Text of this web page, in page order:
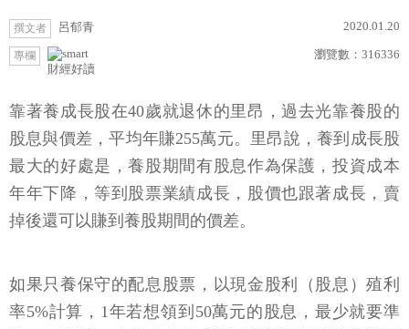
撰文者 呂郁青 2020.01.20
專欄
財經好讀
瀏覽數： 316336
靠著養成長股在40歲就退休的里昂，過去光靠養股的
股息與價差，平均年賺255萬元。里昂說，養到成長股
最大的好處是，養股期間有股息作為保護，投資成本
年年下降，等到股票業績成長，股價也跟著成長，賣
掉後還可以賺到養股期間的價差。
如果只養保守的配息股票，以現金股利（股息）殖利
率5%計算，1年若想領到50萬元的股息，最少就要準